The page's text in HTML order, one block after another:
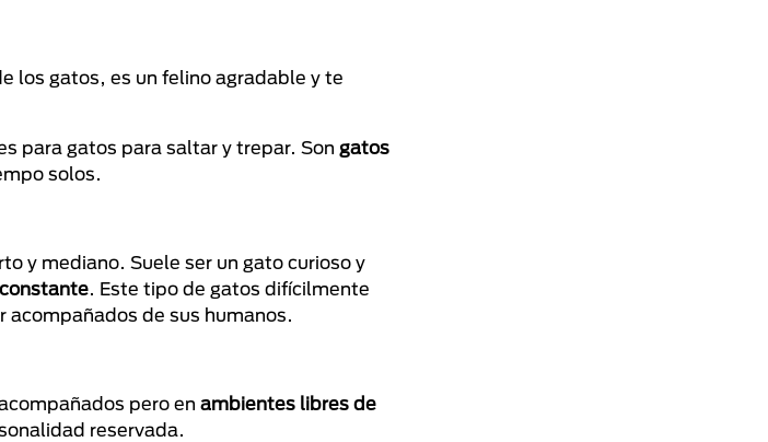
los gatos, es un felino agradable y te
para gatos para saltar y trepar. Son gatos
solos.
y mediano. Suele ser un gato curioso y
. Este tipo de gatos difícilmente
acompañados de sus humanos.
pero en ambientes libres de
reservada.